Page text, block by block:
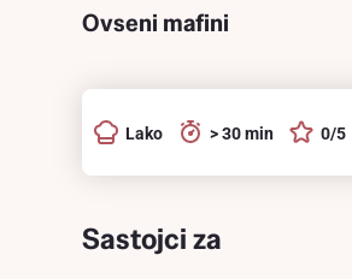
Ovseni mafini
Lako > 30 min 0/5
Sastojci za